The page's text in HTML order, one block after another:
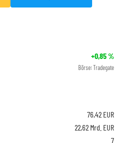
+0,85%
Börse: Tradegate
76,42 EUR
22,62 Mrd. EUR
7